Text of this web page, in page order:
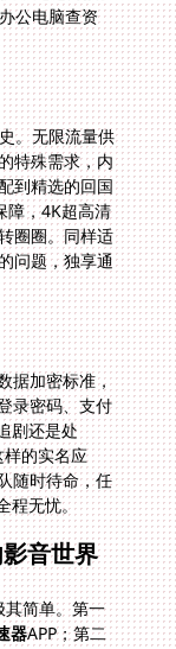
。无限流量供
特殊需求，内
到精选的回国
障，4K超高清
圈圈。同样适
问题，独享通
据加密标准，
录密码、支付
追剧还是处
这样的实名应
随时待命，任
程无忧。
音世界
其简单。第一
器APP；第二
步：启动应用，登录账户；第三步：在应用内选择‘回国影
音加速’线路，点击‘一键连接’。稍等片刻，网络环境切换
成功。此时再打开云集视频、优酷、爱奇艺，你会发现所
有地区限制内容重获自由，高清资源流畅播放。这套操作
同样适用于腾讯视频追剧、QQ音乐听歌、解决贝贝网在
澳大利亚用不了怎么办的困扰、或者紧急处理掌上12333